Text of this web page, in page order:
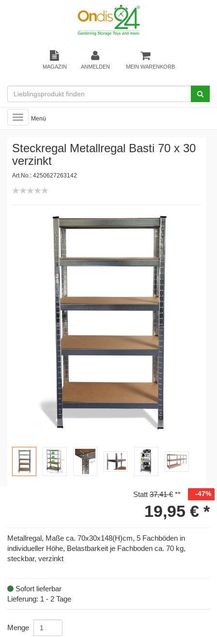
MAGAZIN ANMELDEN MEIN WARENKORB
Toggle
navigation
Menü
Steckregal Metallregal Basti 70 x 30
verzinkt
Art.No.: 4250627263142
Statt 37,41 € ** -47%
19,95 € *
Metallregal, Maße ca. 70x30x148(H)cm, 5 Fachböden in
individueller Höhe, Belastbarkeit je Fachboden ca. 70 kg,
steckbar, verzinkt
Sofort lieferbar
Lieferung: 1 - 2 Tage
Menge